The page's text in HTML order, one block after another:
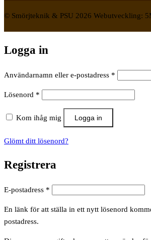
© Smörjteknik & PSU 2026 Webutveckling:
Logga in
Användarnamn eller e-postadress *
Lösenord *
Kom ihåg mig Logga in
Glömt ditt lösenord?
Registrera
E-postadress *
En länk för att ställa in ett nytt lösenord
postadress.